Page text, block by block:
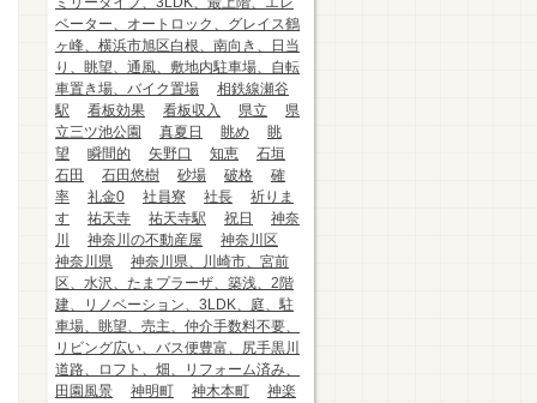
ベーター、オートロック、グレイス鶴
ヶ峰、横浜市旭区白根、南向き、日当
り、眺望、通風、敷地内駐車場、自転
車置き場、バイク置場
相鉄線瀬谷
駅
看板効果 看板収入 県立
県
立三ツ池公園
真夏日 眺め
眺
望
瞬間的 矢野口 知恵
石垣
石田
石田悠樹 砂場 破格
確
率
礼金0 社員寮 社長
祈りま
す
祐天寺 祐天寺駅 祝日
神奈
川
神奈川の不動産屋
神奈川区
神奈川県
神奈川県、川崎市、宮前
区、水沢、たまプラーザ、築浅、2階
建、リノベーション、3LDK、庭、駐
車場、眺望、売主、仲介手数料不要、
リビング広い、バス便豊富、尻手黒川
道路、ロフト、畑、リフォーム済み、
田園風景
神明町 神木本町
神楽